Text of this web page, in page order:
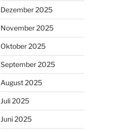
Dezember 2025
November 2025
Oktober 2025
September 2025
August 2025
Juli 2025
Juni 2025